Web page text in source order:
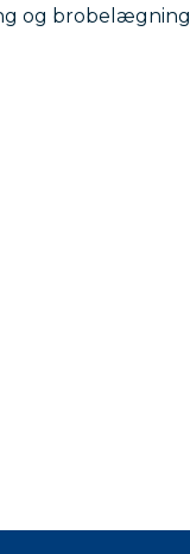
og brobelægning